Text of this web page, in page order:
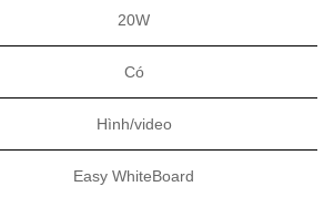
20W
Có
Hình/video
Easy WhiteBoard